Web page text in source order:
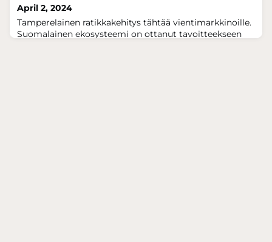
April 2, 2024
Tamperelainen ratikkakehitys tähtää vientimarkkinoille.
Suomalainen ekosysteemi on ottanut tavoitteekseen